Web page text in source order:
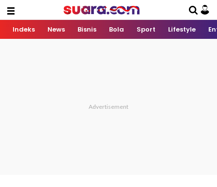
Indeks News Bisnis Bola Sport Lifestyle